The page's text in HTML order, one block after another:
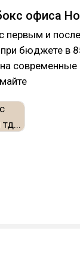
офиса
первым и
бюджете в
современные